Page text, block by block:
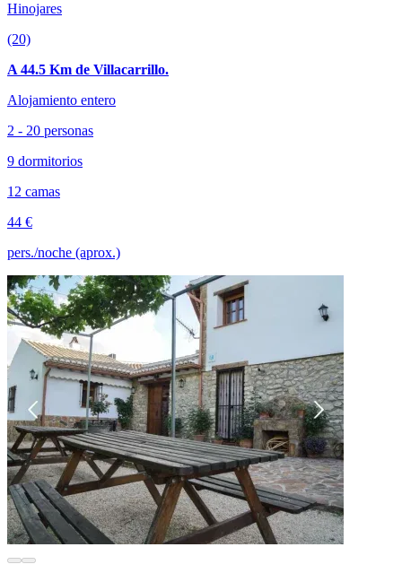
Hinojares
(20)
A 44.5 Km de Villacarrillo.
Alojamiento entero
2 - 20 personas
9 dormitorios
12 camas
44 €
pers./noche (aprox.)